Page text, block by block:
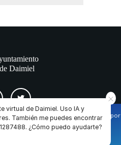
COOKIES CONTACTO
terceros para facilitar la navegación por
de la navegación de los usuarios.
en nuestrapolítica de cookies
en el botón de “Aceptar”, o bien
virtual de Daimiel. Uso IA y
También me puedes encontrar
¿Cómo puedo ayudarte?